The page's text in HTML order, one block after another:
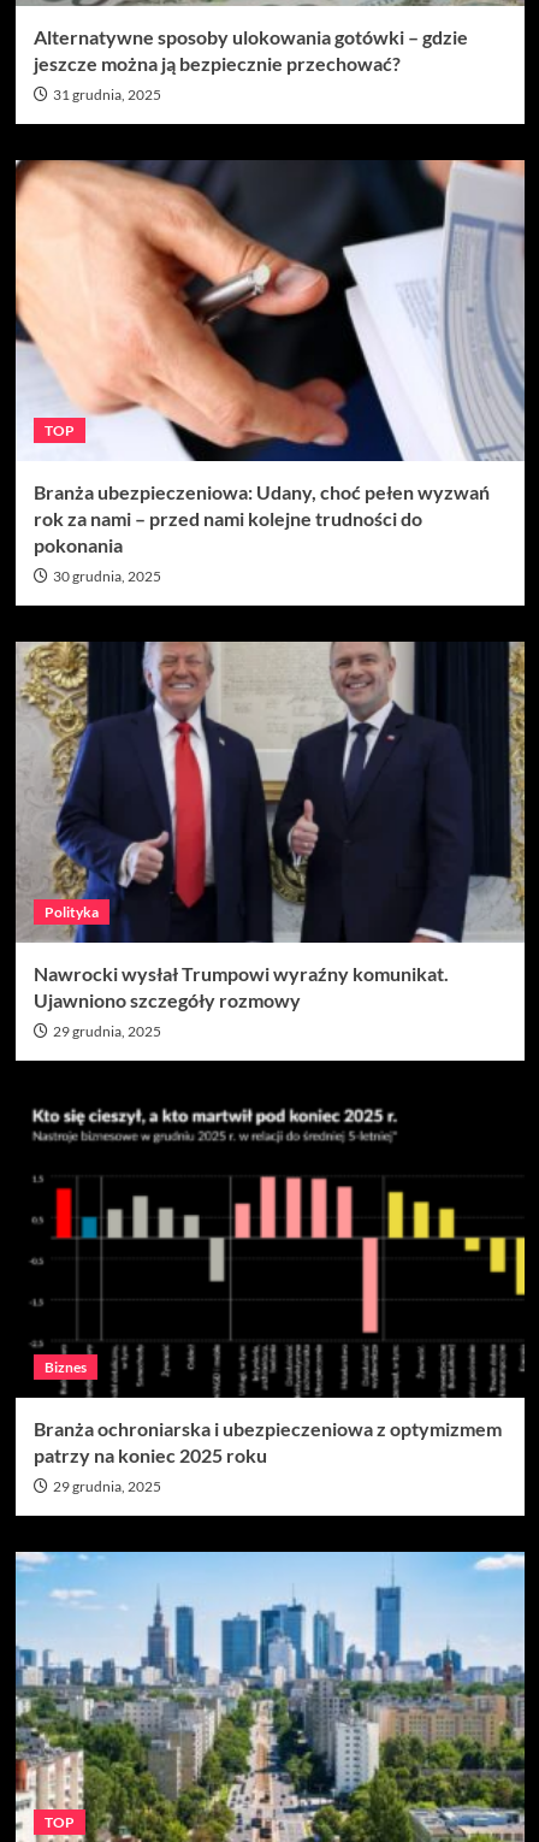
Alternatywne sposoby ulokowania gotówki – gdzie
jeszcze można ją bezpiecznie przechować?
31 grudnia, 2025
TOP
Branża ubezpieczeniowa: Udany, choć pełen wyzwań
rok za nami – przed nami kolejne trudności do
pokonania
30 grudnia, 2025
Polityka
Nawrocki wysłał Trumpowi wyraźny komunikat.
Ujawniono szczegóły rozmowy
29 grudnia, 2025
Biznes
Branża ochroniarska i ubezpieczeniowa z optymizmem
patrzy na koniec 2025 roku
29 grudnia, 2025
TOP